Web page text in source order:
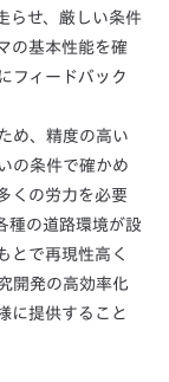
らせ、厳しい条件
の基本性能を確
フィードバック
め、精度の高い
の条件で確かめ
くの労力を必要
種の道路環境が設
とで再現性高く
開発の高効率化
に提供すること